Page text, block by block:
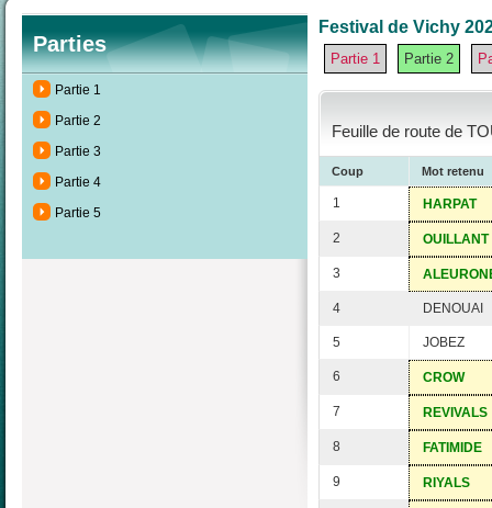
Parties
Partie 1
Partie 2
Partie 3
Partie 4
Partie 5
Festival de Vichy
Partie 1 Partie 2
Feuille de route de
Coup Mot retenu
1 HARPAT
2 OUILLANT
3
4 DENOUAI
5 JOBEZ
6 CROW
7 REVIVALS
8 FATIMIDE
9 RIYALS